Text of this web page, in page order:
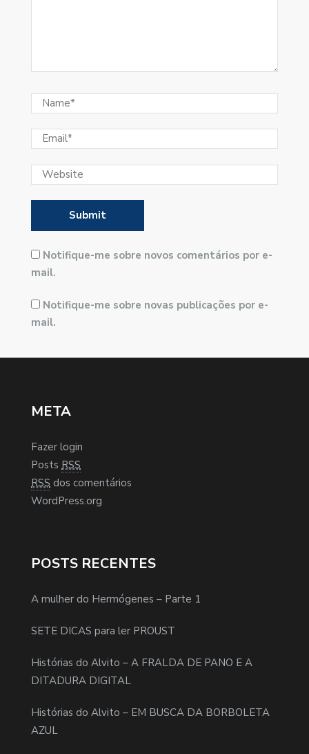
Notifique-me sobre novos comentários por e-
mail.
Notifique-me sobre novas publicações por e-
mail.
META
Fazer login
Posts RSS
RSS dos comentários
WordPress.org
POSTS RECENTES
A mulher do Hermógenes – Parte 1
SETE DICAS para ler PROUST
Histórias do Alvito – A FRALDA DE PANO E A
DITADURA DIGITAL
Histórias do Alvito – EM BUSCA DA BORBOLETA
AZUL